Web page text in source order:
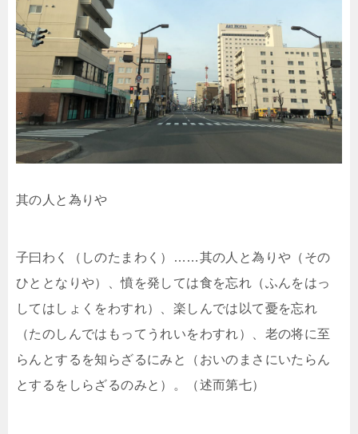
其の人と為りや
子曰わく（しのたまわく）……其の人と為りや（その
ひととなりや）、憤を発しては食を忘れ（ふんをはっ
してはしょくをわすれ）、楽しんでは以て憂を忘れ
（たのしんではもってうれいをわすれ）、老の将に至
らんとするを知らざるにみと（おいのまさにいたらん
とするをしらざるのみと）。（述而第七）